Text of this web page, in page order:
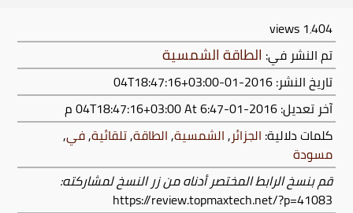
1٬404 views
تم النشر في: الطاقة الشمسية
تاريخ النشر: 2016-01-04T18:47:16+03:00
آخر تعديل:2016-01-04T18:47:16+03:00
At 6:47 م
كلمات دلالية: الجزائر,الشمسية,الطاقة,تلقائية,في,
مسودة
قم بنسخ الرابط المختصر أدناه من زر النسخ لمشاركته:
https://review.topmaxtech.net/?p=41083